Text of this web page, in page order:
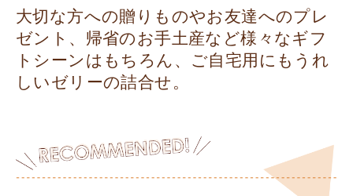
大切な方への贈りものやお友達へのプレ
ゼント、帰省のお手土産など様々なギフ
トシーンはもちろん、ご自宅用にもうれ
しいゼリーの詰合せ。